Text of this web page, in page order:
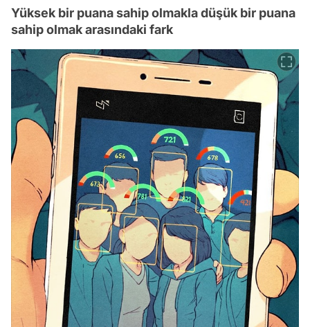
Yüksek bir puana sahip olmakla düşük bir puana
sahip olmak arasındaki fark